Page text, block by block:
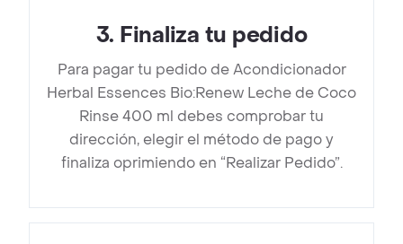
3. Finaliza tu pedido
Para pagar tu pedido de Acondicionador
Herbal Essences Bio:Renew Leche de Coco
Rinse 400 ml debes comprobar tu
dirección, elegir el método de pago y
finaliza oprimiendo en “Realizar Pedido”.